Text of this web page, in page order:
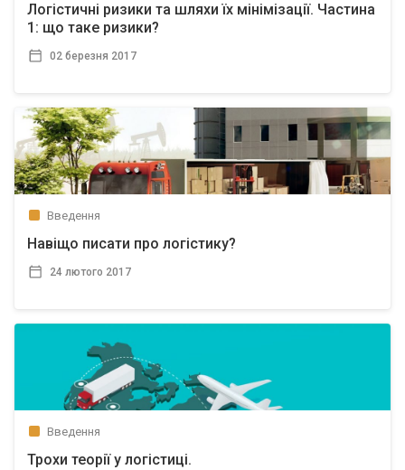
Логістичні ризики та шляхи їх мінімізації. Частина
1: що таке ризики?
02 березня 2017
Введення
Навіщо писати про логістику?
24 лютого 2017
Введення
Трохи теорії у логістиці.